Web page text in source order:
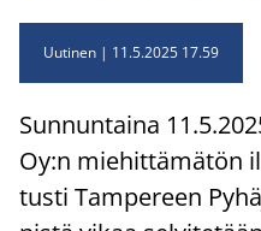
Uutinen 11.5.2025 17.59
Sun­nun­tai­na
Oy:n mie­hit­tä­mä­tön
tus­ti Tam­pe­reen